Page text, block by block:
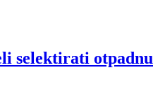
selektirati otpadnu